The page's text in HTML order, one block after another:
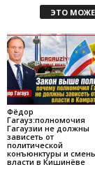
ЭТО
Фёдор
Гагауз:полномочия
Гагаузии не должны
зависеть от
политической
конъюнктуры и
власти в Кишинёве